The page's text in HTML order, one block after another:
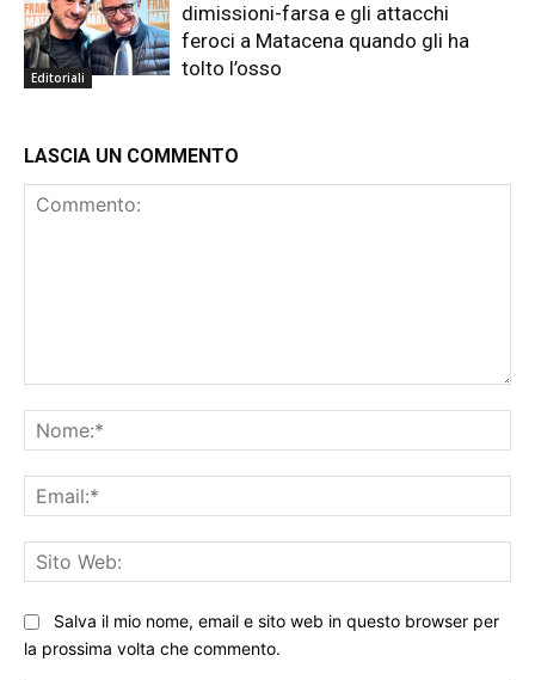
Editoriali
dimissioni-farsa e gli attacchi
feroci a Matacena quando gli ha
tolto l’osso
LASCIA UN COMMENTO
Salva il mio nome, email e sito web in questo browser per
la prossima volta che commento.